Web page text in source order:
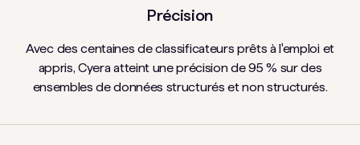
Précision
Avec des centaines de classificateurs prêts à l'emploi et
appris, Cyera atteint une précision de 95 % sur des
ensembles de données structurés et non structurés.